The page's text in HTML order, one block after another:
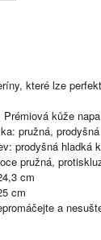
které lze
kůže napa
pružná,
prodyšná hladká
pružná,
cm
cm
a